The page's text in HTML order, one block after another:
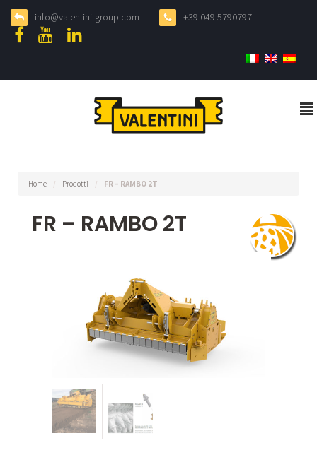
info@valentini-group.com +39 049 5790797
²
Home / Prodotti / FR – RAMBO 2T
FR – RAMBO 2T